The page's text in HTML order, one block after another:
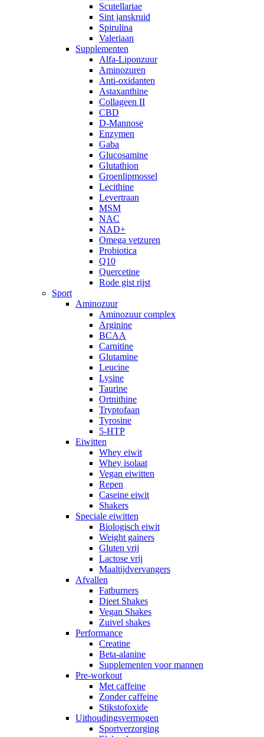
Scutellariae
Sint janskruid
Spirulina
Valeriaan
Supplementen
Alfa-Liponzuur
Aminozuren
Anti-oxidanten
Astaxanthine
Collageen II
CBD
D-Mannose
Enzymen
Gaba
Glucosamine
Glutathion
Groenlipmossel
Lecithine
Levertraan
MSM
NAC
NAD+
Omega vetzuren
Probiotica
Q10
Quercetine
Rode gist rijst
Sport
Aminozuur
Aminozuur complex
Arginine
BCAA
Carnitine
Glutamine
Leucine
Lysine
Taurine
Ortnithine
Tryptofaan
Tyrosine
5-HTP
Eiwitten
Whey eiwit
Whey isolaat
Vegan eiwitten
Repen
Caseine eiwit
Shakers
Speciale eiwitten
Biologisch eiwit
Weight gainers
Gluten vrij
Lactose vrij
Maaltijdvervangers
Afvallen
Fatburners
Dieet Shakes
Vegan Shakes
Zuivel shakes
Performance
Creatine
Beta-alanine
Supplementen voor mannen
Pre-workout
Met caffeine
Zonder caffeine
Stikstofoxide
Uithoudingsvermogen
Sportverzorging